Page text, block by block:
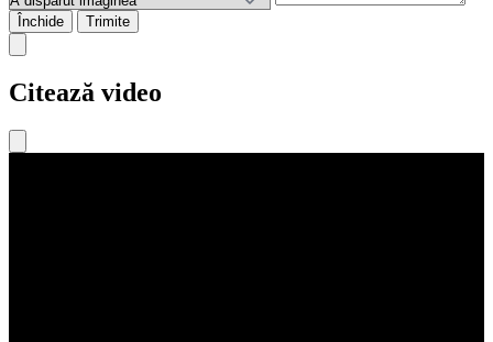
Închide Trimite
Citează video